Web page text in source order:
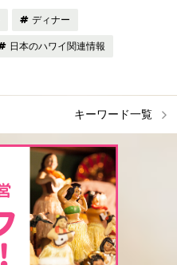
ディナー
日本のハワイ関連情報
キーワード一覧